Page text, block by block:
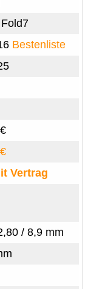
Bestenliste
Vertrag
/ 8,9 mm